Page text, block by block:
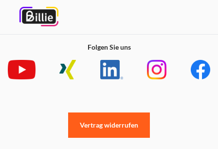
Folgen Sie uns
Vertrag widerrufen